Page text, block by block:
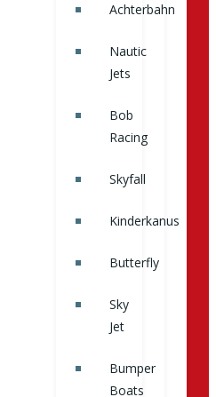
Achterbahn
Nautic
Jets
Bob
Racing
Skyfall
Kinderkanus
Butterfly
Sky
Jet
Bumper
Boats